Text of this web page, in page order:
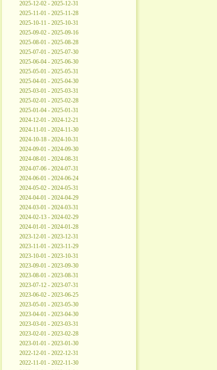
2025-12-02 - 2025-12-31
2025-11-01 - 2025-11-28
2025-10-11 - 2025-10-31
2025-09-02 - 2025-09-16
2025-08-01 - 2025-08-28
2025-07-01 - 2025-07-30
2025-06-04 - 2025-06-30
2025-05-01 - 2025-05-31
2025-04-01 - 2025-04-30
2025-03-01 - 2025-03-31
2025-02-01 - 2025-02-28
2025-01-04 - 2025-01-31
2024-12-01 - 2024-12-21
2024-11-01 - 2024-11-30
2024-10-18 - 2024-10-31
2024-09-01 - 2024-09-30
2024-08-01 - 2024-08-31
2024-07-06 - 2024-07-31
2024-06-01 - 2024-06-24
2024-05-02 - 2024-05-31
2024-04-01 - 2024-04-29
2024-03-01 - 2024-03-31
2024-02-13 - 2024-02-29
2024-01-01 - 2024-01-28
2023-12-01 - 2023-12-31
2023-11-01 - 2023-11-29
2023-10-01 - 2023-10-31
2023-09-01 - 2023-09-30
2023-08-01 - 2023-08-31
2023-07-12 - 2023-07-31
2023-06-02 - 2023-06-25
2023-05-01 - 2023-05-30
2023-04-01 - 2023-04-30
2023-03-01 - 2023-03-31
2023-02-01 - 2023-02-28
2023-01-01 - 2023-01-30
2022-12-01 - 2022-12-31
2022-11-01 - 2022-11-30